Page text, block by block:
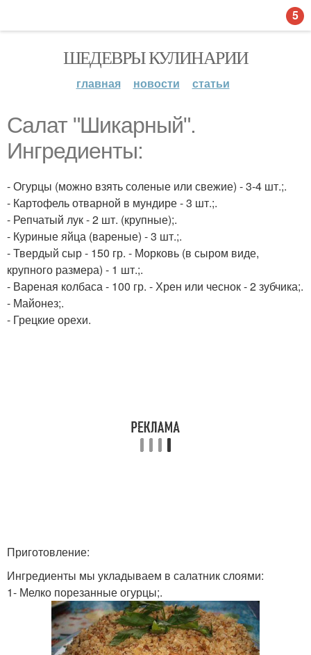
ШЕДЕВРЫ КУЛИНАРИИ
главная новости статьи
Салат "Шикарный".
Ингредиенты:
- Огурцы (можно взять соленые или свежие) - 3-4 шт.;.
- Картофель отварной в мундире - 3 шт.;.
- Репчатый лук - 2 шт. (крупные);.
- Куриные яйца (вареные) - 3 шт.;.
- Твердый сыр - 150 гр. - Морковь (в сыром виде,
крупного размера) - 1 шт.;.
- Вареная колбаса - 100 гр. - Хрен или чеснок - 2 зубчика;.
- Майонез;.
- Грецкие орехи.
Приготовление:
Ингредиенты мы укладываем в салатник слоями:
1- Мелко порезанные огурцы;.
5